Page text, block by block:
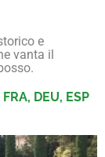
e
vanta il
FRA, DEU, ESP